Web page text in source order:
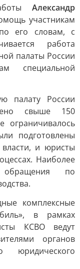
Александр
участникам
его словам, с
работа
палаты России
специальной
палату России
свыше 150
подготовлены
и юристы
Наиболее
обращения по
комплексные
в рамках
КСВО ведут
органов
юридического